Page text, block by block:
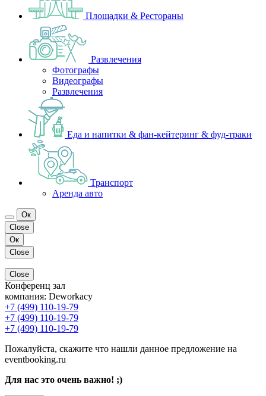
Площадки & Рестораны
Развлечения
Фотографы
Видеографы
Развлечения
Еда и напитки & фан-кейтеринг & фуд-траки
Транспорт
Аренда авто
Ок
Close
Ок
Close
Close
Конференц зал
компания: Deworkacy
+7 (499) 110-19-79
+7 (499) 110-19-79
+7 (499) 110-19-79
Пожалуйста, скажите что нашли данное предложение на
eventbooking.ru
Для нас это очень важно! ;)